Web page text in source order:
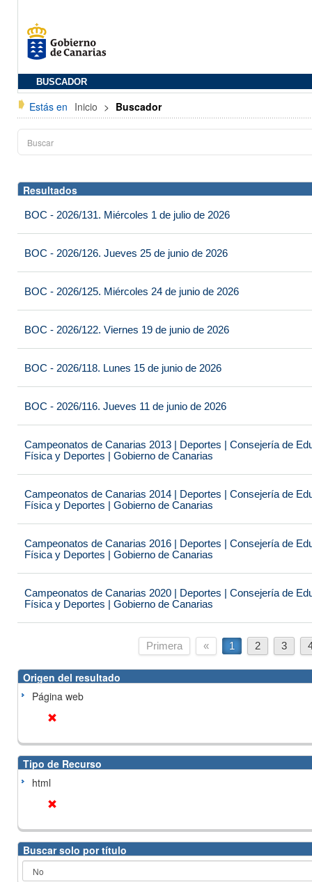
BUSCADOR
Estás en Inicio > Buscador
Resultados
BOC - 2026/131. Miércoles 1 de julio de 2026
BOC - 2026/126. Jueves 25 de junio de 2026
BOC - 2026/125. Miércoles 24 de junio de 2026
BOC - 2026/122. Viernes 19 de junio de 2026
BOC - 2026/118. Lunes 15 de junio de 2026
BOC - 2026/116. Jueves 11 de junio de 2026
Campeonatos de Canarias 2013 | Deportes | Consejería de
Física y Deportes | Gobierno de Canarias
Campeonatos de Canarias 2014 | Deportes | Consejería de
Física y Deportes | Gobierno de Canarias
Campeonatos de Canarias 2016 | Deportes | Consejería de
Física y Deportes | Gobierno de Canarias
Campeonatos de Canarias 2020 | Deportes | Consejería de
Física y Deportes | Gobierno de Canarias
Primera « 1 2 3
Origen del resultado
Página web
Tipo de Recurso
html
Buscar solo por título